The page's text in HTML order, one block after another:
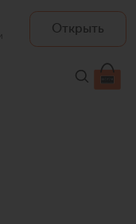
Открыть
31 350 ₽